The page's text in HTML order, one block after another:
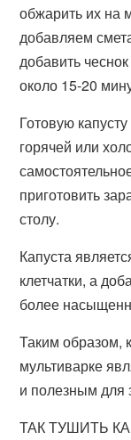
обжарить их на
добавляем
добавить
около 15-20
Готовую
горячей или
приготовить
столу.
Капуста
клетчатки, а
более
Таким образом,
мультиварке
и полезным для
ТАК ТУШИТЬ